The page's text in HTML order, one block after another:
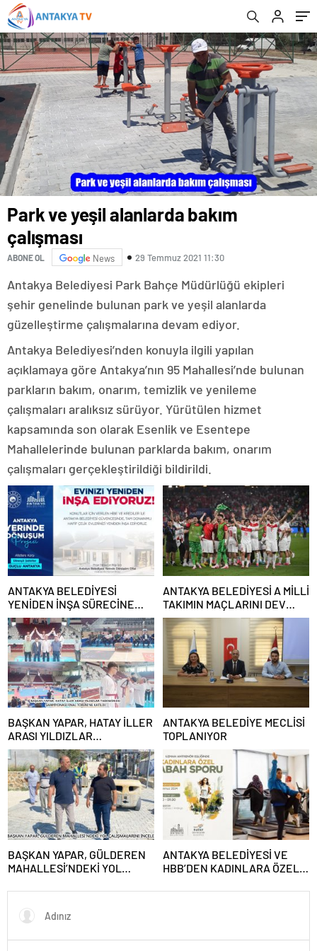
Park ve yeşil alanlarda bakım
çalışması
ABONE OL News 29 Temmuz 2021 11:30
Antakya Belediyesi Park Bahçe Müdürlüğü ekipleri
şehir genelinde bulunan park ve yeşil alanlarda
güzelleştirme çalışmalarına devam ediyor.
Antakya Belediyesi’nden konuyla ilgili yapılan
açıklamaya göre Antakya’nın 95 Mahallesi’nde bulunan
parkların bakım, onarım, temizlik ve yenileme
çalışmaları aralıksız sürüyor. Yürütülen hizmet
kapsamında son olarak Esenlik ve Esentepe
Mahallelerinde bulunan parklarda bakım, onarım
çalışmaları gerçekleştirildiği bildirildi.
ANTAKYA BELEDİYESİ
YENİDEN İNŞA SÜRECİNE
DESTEK VERECEK
ANTAKYA BELEDİYESİ A MİLLİ
TAKIMIN MAÇLARINI DEV
EKRANDAN YAYINLAYACAK
BAŞKAN YAPAR, HATAY İLLER
ARASI YILDIZLAR
TAEKWONDO ŞAMPİYONASI
FİNAL TÖRENİ’NE KATILDI
ANTAKYA BELEDİYE MECLİSİ
TOPLANIYOR
BAŞKAN YAPAR, GÜLDEREN
MAHALLESİ’NDEKİ YOL
ANTAKYA BELEDİYESİ VE
HBB’DEN KADINLARA ÖZEL